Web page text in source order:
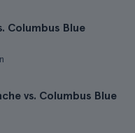
Columbus Blue
vs. Columbus Blue